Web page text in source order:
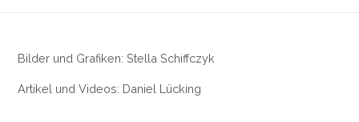
Bilder und Grafiken: Stella Schiffczyk
Artikel und Videos: Daniel Lücking